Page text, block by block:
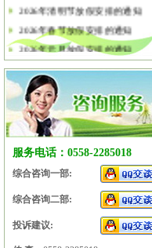
2026年清明节放假安排的通知
2026年春节放假安排的通知
2026年元旦放假安排的通知
2025年国庆节、中秋节放假安排
2025年端午节放假安排的通知
2025年劳动节放假安排的通知
2025年清明节放假安排的通知
2025年春节放假安排的通知
服务电话：0558-2285018
综合咨询一部:
综合咨询二部:
投诉建议: